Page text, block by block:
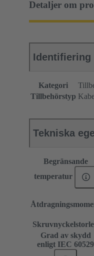
Detaljer om
Identifiering
Kategori
Tillbehörstyp
Tekniska
Begränsande
temperatur
Grad av skydd
enligt IEC 60529